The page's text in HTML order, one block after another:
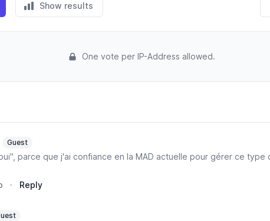
Show results
One vote per IP-Address allowed.
Guest
parce que j'ai confiance en la MAD actuelle pour gérer ce type
· Reply